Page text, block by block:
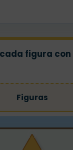
figura con
Figuras